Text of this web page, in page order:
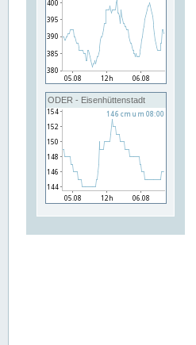
ODER - Eisenhüttenstadt